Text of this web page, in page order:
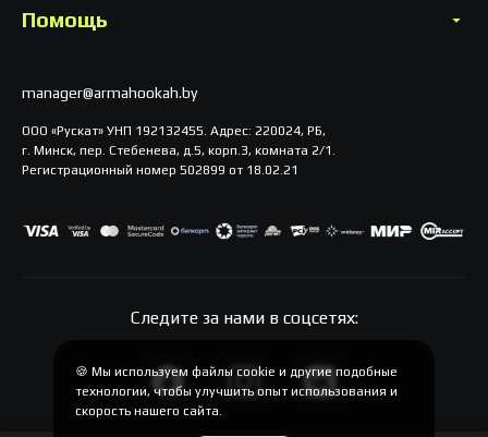
Помощь
manager@armahookah.by
ООО «Рускат» УНП 192132455. Адрес: 220024, РБ,
г. Минск, пер. Стебенева, д.5, корп.3, комната 2/1.
Регистрационный номер 502899 от 18.02.21
Следите за нами в соцсетях:
🍪 Мы используем файлы cookie и другие подобные
технологии, чтобы улучшить опыт использования и
скорость нашего сайта.